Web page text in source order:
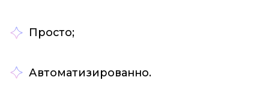
Просто;
Автоматизированно.